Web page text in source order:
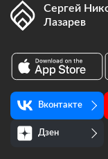
Сергей
Лазарев
Вконтакте
Дзен